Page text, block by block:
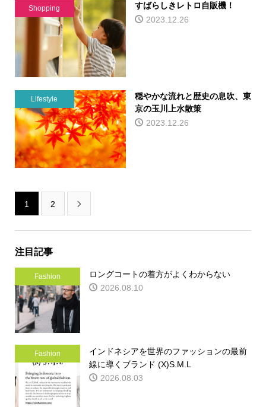
Shopping
すばらしきレトロ自販機！
2023.12.26
Lifestyle
穏やかな流れと歴史の息吹、東
京の玉川上水散策
2023.12.26
1 2 
注目記事
Fashion
ロングコートの着方がよくわからない
2026.08.10
Fashion
インドネシアを世界のファッションの最前
線に導くブランド (X)S.M.L
2026.08.03